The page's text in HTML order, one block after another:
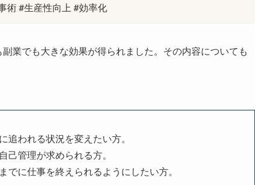
術 #生産性向上 #効率化
業でも大きな効果が得られました。その内容についても
追われる状況を変えたい方。
己管理が求められる方。
でに仕事を終えられるようにしたい方。